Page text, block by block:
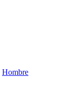
Hombre